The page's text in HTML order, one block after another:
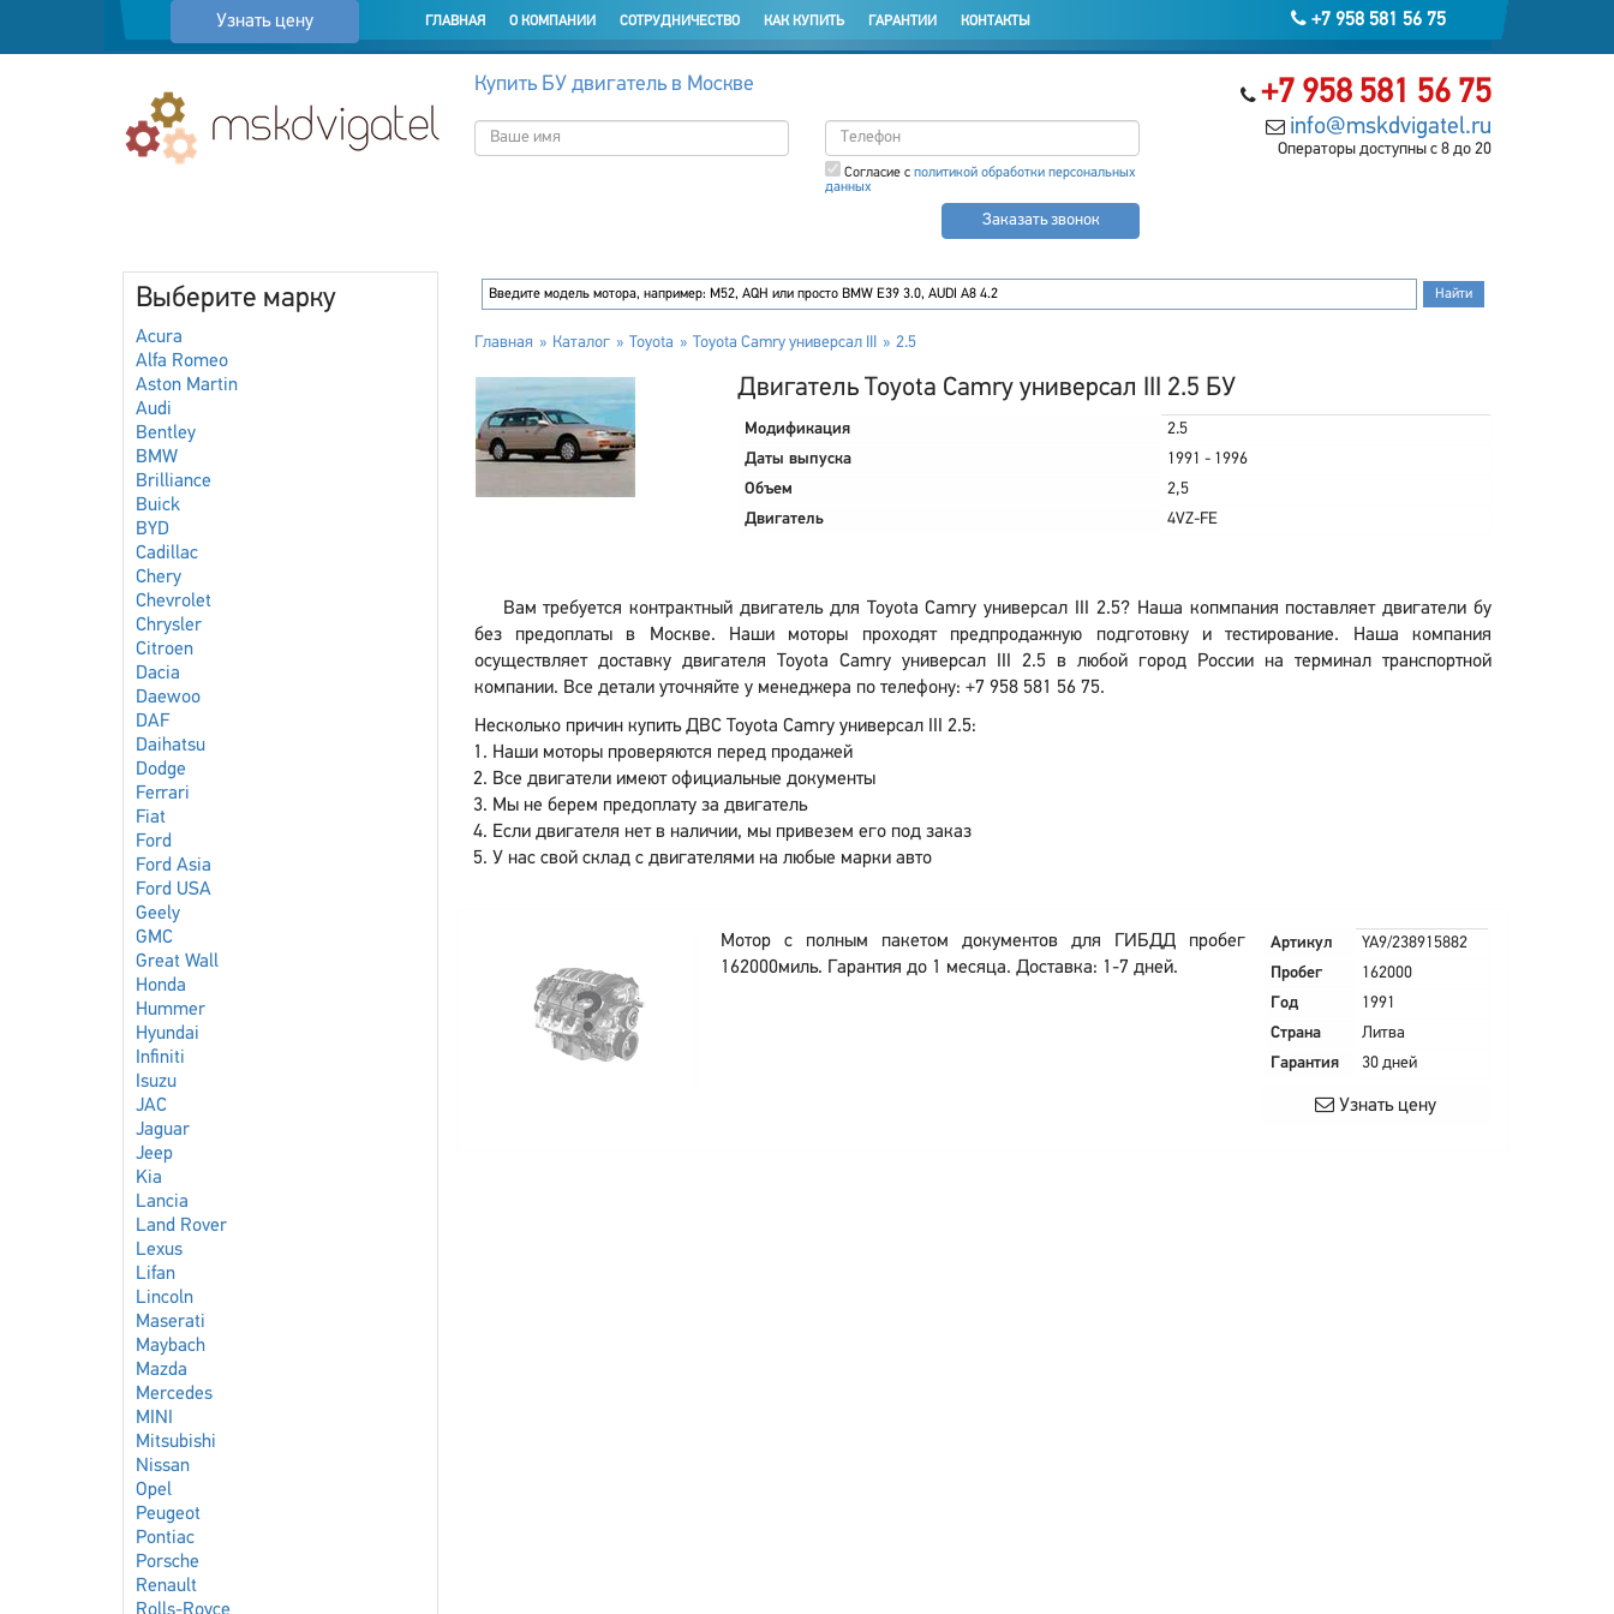
Узнать цену +7 958 581 56 75
ГЛАВНАЯ О КОМПАНИИ СОТРУДНИЧЕСТВО КАК КУПИТЬ ГАРАНТИИ КОНТАКТЫ
+7 958 581 56 75
info@mskdvigatel.ru
Операторы доступны с 8 до 20
Купить БУ двигатель в Москве
Согласие с политикой обработки персональных
данных
Заказать звонок
Выберите марку
Acura
Alfa Romeo
Aston Martin
Audi
Bentley
BMW
Brilliance
Buick
BYD
Cadillac
Chery
Chevrolet
Chrysler
Citroen
Dacia
Daewoo
DAF
Daihatsu
Dodge
Ferrari
Fiat
Ford
Ford Asia
Ford USA
Geely
GMC
Great Wall
Honda
Hummer
Hyundai
Infiniti
Isuzu
JAC
Jaguar
Jeep
Kia
Lancia
Land Rover
Lexus
Lifan
Lincoln
Maserati
Maybach
Mazda
Mercedes
MINI
Mitsubishi
Nissan
Opel
Peugeot
Pontiac
Porsche
Renault
Главная Каталог Toyota Toyota Camry универсал III 2.5
Двигатель Toyota Camry универсал III 2.5 БУ
Модификация
2.5
Даты выпуска
1991 - 1996
Объем
2,5
Двигатель
4VZ-FE
Вам требуется контрактный двигатель для Toyota Camry универсал III 2.5? Наша копмпания поставляет двигатели бу
без предоплаты в Москве. Наши моторы проходят предпродажную подготовку и тестирование. Наша компания
осуществляет доставку двигателя Toyota Camry универсал III 2.5 в любой город России на терминал транспортной
компании. Все детали уточняйте у менеджера по телефону: +7 958 581 56 75.
Несколько причин купить ДВС Toyota Camry универсал III 2.5:
Наши моторы проверяются перед продажей
Все двигатели имеют официальные документы
Мы не берем предоплату за двигатель
Если двигателя нет в наличии, мы привезем его под заказ
У нас свой склад с двигателями на любые марки авто
Мотор с полным пакетом документов для ГИБДД пробег
162000миль. Гарантия до 1 месяца. Доставка: 1-7 дней.
Артикул
YA9/238915882
Пробег
162000
Год
1991
Страна
Литва
Гарантия
30 дней
Узнать цену